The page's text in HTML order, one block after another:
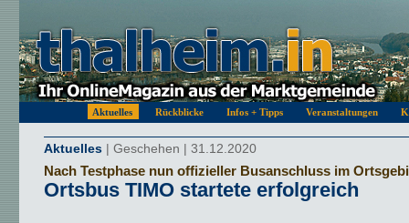
Aktuelles Rückblicke Infos + Tipps Veranstaltungen
Aktuelles | Geschehen | 31.12.2020
Nach Testphase nun offizieller Busanschluss im
Ortsbus TIMO startete erfolgreich